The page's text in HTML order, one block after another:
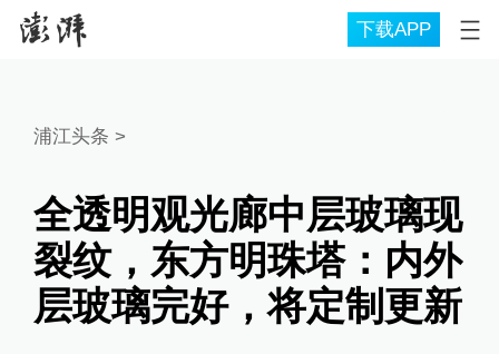
下载APP
浦江头条 >
全透明观光廊中层玻璃现
裂纹，东方明珠塔：内外
层玻璃完好，将定制更新